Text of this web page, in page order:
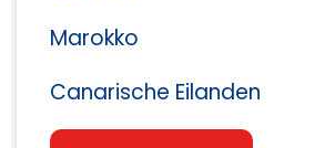
Marokko
Canarische Eilanden